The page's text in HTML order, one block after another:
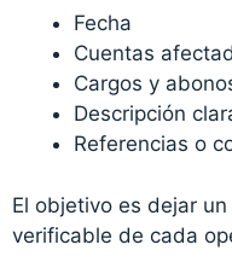
Fecha
Cuentas
Cargos y
Descripción
Referencias o
El objetivo es dejar
verificable de cada